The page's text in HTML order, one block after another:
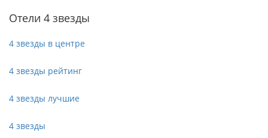
Отели 4 звезды
4 звезды в центре
4 звезды рейтинг
4 звезды лучшие
4 звезды